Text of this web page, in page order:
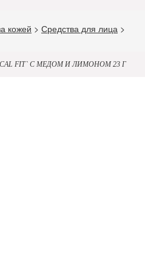
кожей > Средства для лица >
FIT` С МЕДОМ И ЛИМОНОМ 23 Г